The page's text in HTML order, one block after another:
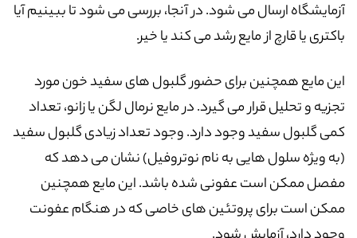
آزمایشگاه ارسال می شود. در آنجا، بررسی می شود تا ببینیم آیا
باکتری یا قارچ از مایع رشد می کند یا خیر.
این مایع همچنین برای حضور گلبول های سفید خون مورد
تجزیه و تحلیل قرار می گیرد. در مایع نرمال لگن یا زانو، تعداد
کمی گلبول سفید وجود دارد. وجود تعداد زیادی گلبول سفید
(به ویژه سلول هایی به نام نوتروفیل) نشان می دهد که
مفصل ممکن است عفونی شده باشد. این مایع همچنین
ممکن است برای پروتئین های خاصی که در هنگام عفونت